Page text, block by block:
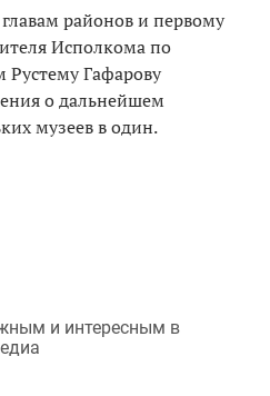
районов и первому
Исполкома по
Гафарову
о дальнейшем
музеев в один.
и интересным в